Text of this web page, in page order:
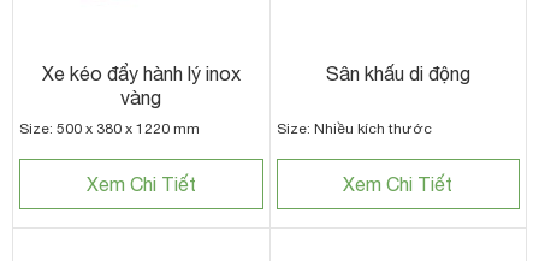
Xe kéo đẩy hành lý inox
vàng
Size: 500 x 380 x 1220 mm
Xem Chi Tiết
Sân khấu di động
Size: Nhiều kích thước
Xem Chi Tiết